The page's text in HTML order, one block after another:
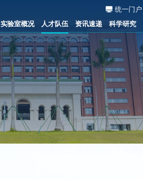
统一门户
实验室概况
人才队伍 资讯速递 科学研究